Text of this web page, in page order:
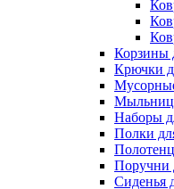
Корзины
Крючки
Наборы
Полки
Поручни
Сиденья